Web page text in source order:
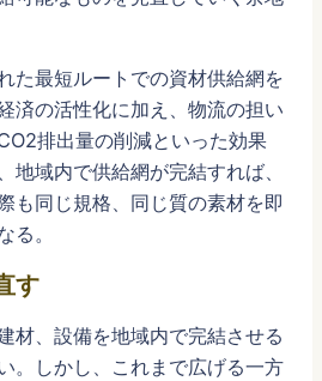
た最短ルートでの資材供給網を
済の活性化に加え、物流の担い
排出量の削減といった効果
地域内で供給網が完結すれば、
も同じ規格、同じ質の素材を即
る。
す
材、設備を地域内で完結させる
。しかし、これまで広げる一方